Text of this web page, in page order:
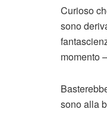
Curioso
sono
momento
sono alla